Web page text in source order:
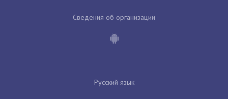
Сведения об организации
Русский язык